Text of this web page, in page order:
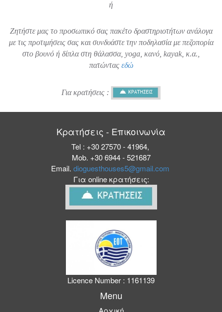
ή
Ζητήστε μας το προσωπικό σας πακέτο δραστηριοτήτων ανάλογα
με τις προτιμήσεις σας και συνδυάστε την ποδηλασία με πεζοπορία
στο βουνό ή δίπλα στη θάλασσα, yoga, κανό, kayak, κ.α.,
πατώντας εδώ
Για κρατήσεις :
Κρατήσεις - Επικοινωνία
Tel : +30 27570 - 41964,
Mob. +30 6944 - 521687
Email. dioguesthouses5@gmail.com
Για online κρατήσεις:
Licence Number : 1161139
Menu